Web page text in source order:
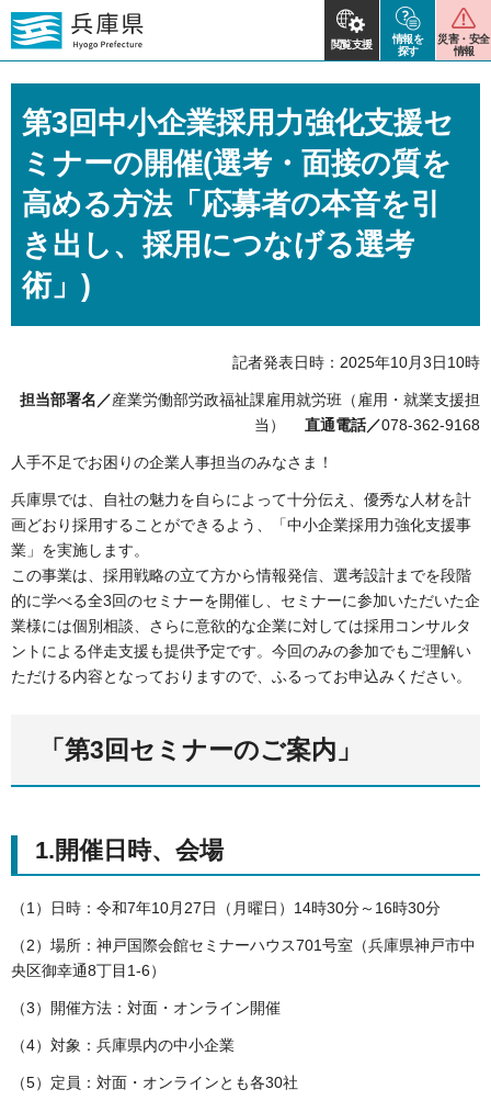
閲覧支援
情報を
探す
災害・安全
情報
第3回中小企業採用力強化支援セ
ミナーの開催(選考・面接の質を
高める方法「応募者の本音を引
き出し、採用につなげる選考
術」)
記者発表日時：2025年10月3日10時
担当部署名／産業労働部労政福祉課雇用就労班（雇用・就業支援担
当） 直通電話／078-362-9168
人手不足でお困りの企業人事担当のみなさま！
兵庫県では、自社の魅力を自らによって十分伝え、優秀な人材を計
画どおり採用することができるよう、「中小企業採用力強化支援事
業」を実施します。
この事業は、採用戦略の立て方から情報発信、選考設計までを段階
的に学べる全3回のセミナーを開催し、セミナーに参加いただいた企
業様には個別相談、さらに意欲的な企業に対しては採用コンサルタ
ントによる伴走支援も提供予定です。今回のみの参加でもご理解い
ただける内容となっておりますので、ふるってお申込みください。
「第3回セミナーのご案内」
1.開催日時、会場
（1）日時：令和7年10月27日（月曜日）14時30分～16時30分
（2）場所：神戸国際会館セミナーハウス701号室（兵庫県神戸市中
央区御幸通8丁目1-6）
（3）開催方法：対面・オンライン開催
（4）対象：兵庫県内の中小企業
（5）定員：対面・オンラインとも各30社